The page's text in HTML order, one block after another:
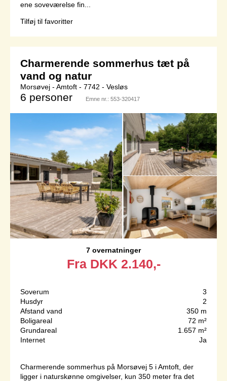
ene soveværelse fin...
Tilføj til favoritter
Charmerende sommerhus tæt på
vand og natur
Morsøvej - Amtoft - 7742 - Vesløs
6 personer Emne nr.: 553-320417
7 overnatninger
Fra DKK 2.140,-
Soverum
3
Husdyr
2
Afstand vand
350 m
Boligareal
72 m²
Grundareal
1.657 m²
Internet
Ja
Charmerende sommerhus på Morsøvej 5 i Amtoft, der
ligger i naturskønne omgivelser, kun 350 meter fra det